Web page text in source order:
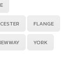
FLANGE
YORK